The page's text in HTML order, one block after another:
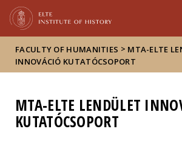
FACULTY OF HUMANITIES > MTA-ELTE
INNOVÁCIÓ KUTATÓCSOPORT
MTA-ELTE LENDÜLET
KUTATÓCSOPORT